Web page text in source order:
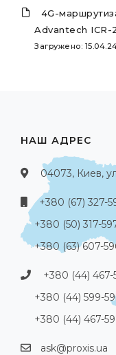
4G-
Advantech ICR-
Загружено:
НАШ АДРЕС
04073, Киев,
+380 (67) 327-
+380 (50) 317-
+380 (63) 607-
+380 (44) 467-
+380 (44) 599-
+380 (44) 467-
ask@proxis.ua